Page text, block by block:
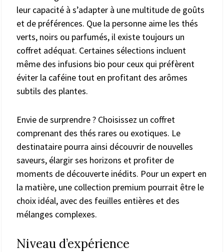
leur capacité à s’adapter à une multitude de goûts
et de préférences. Que la personne aime les thés
verts, noirs ou parfumés, il existe toujours un
coffret adéquat. Certaines sélections incluent
même des infusions bio pour ceux qui préfèrent
éviter la caféine tout en profitant des arômes
subtils des plantes.
Envie de surprendre ? Choisissez un coffret
comprenant des thés rares ou exotiques. Le
destinataire pourra ainsi découvrir de nouvelles
saveurs, élargir ses horizons et profiter de
moments de découverte inédits. Pour un expert en
la matière, une collection premium pourrait être le
choix idéal, avec des feuilles entières et des
mélanges complexes.
Niveau d’expérience